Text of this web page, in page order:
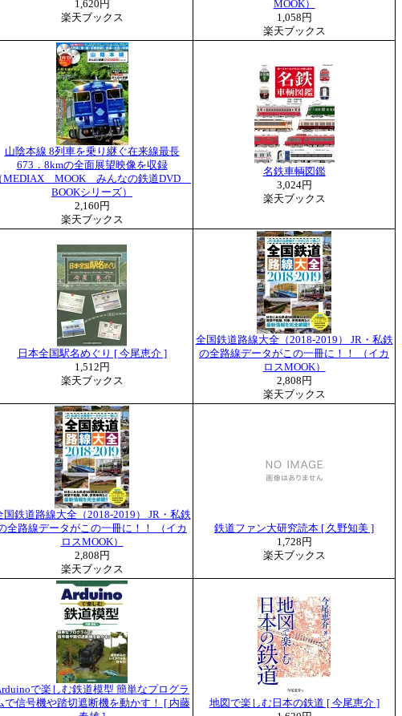
1,620円
楽天ブックス
MOOK）
1,058円
楽天ブックス
山陰本線 8列車を乗り継ぐ在来線最長
673．8kmの全面展望映像を収録
MEDIAX MOOK みんなの鉄道DVD
BOOKシリーズ）
2,160円
楽天ブックス
名鉄車輌図鑑
3,024円
楽天ブックス
日本全国駅名めぐり [ 今尾恵介 ]
1,512円
楽天ブックス
全国鉄道路線大全（2018-2019） JR・私鉄
の全路線データがこの一冊に！！ （イカ
ロスMOOK）
2,808円
楽天ブックス
国鉄道路線大全（2018-2019） JR・私鉄
全路線データがこの一冊に！！ （イカ
ロスMOOK）
2,808円
楽天ブックス
鉄道ファン大研究読本 [ 久野知美 ]
1,728円
楽天ブックス
で楽しむ鉄道模型 簡単なプログラ
で信号機や踏切遮断機を動かす！ [ 内藤
地図で楽しむ日本の鉄道 [ 今尾恵介 ]